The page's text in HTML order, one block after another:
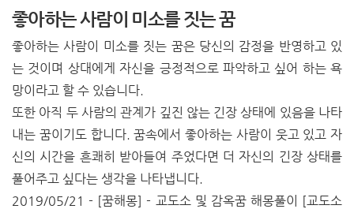
좋아하는 사람이 미소를 짓는 꿈
좋아하는 사람이 미소를 짓는 꿈은 당신의 감정을 반영하고 있
는 것이며 상대에게 자신을 긍정적으로 파악하고 싶어 하는 욕
망이라고 할 수 있습니다.
또한 아직 두 사람의 관계가 깊진 않는 긴장 상태에 있음을 나타
내는 꿈이기도 합니다.꿈속에서 좋아하는 사람이 웃고 있고 자
신의 시간을 흔쾌히 받아들여 주었다면 더 자신의 긴장 상태를
풀어주고 싶다는 생각을 나타냅니다.
2019/05/21 - [꿈해몽] - 교도소 및 감옥꿈 해몽풀이 [교도소